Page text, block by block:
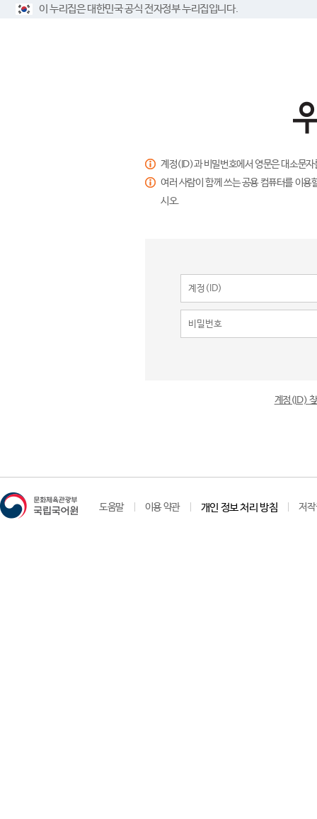
이 누리집은 대한민국 공식 전자정부 누리집입니다.
계정(ID)과 비밀번호에서 영문은 대소문
여러 사람이 함께 쓰는 공용 컴퓨터를 이
시오.
계정(ID)
도움말 이용 약관 개인 정보 처리 방침 저